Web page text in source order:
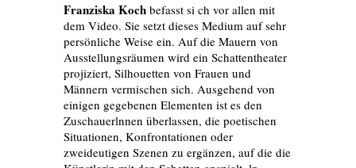
Franziska Koch befasst si ch vor allen mit
dem Video. Sie setzt dieses Medium auf sehr
persönliche Weise ein. Auf die Mauern von
Ausstellungsräumen wird ein Schattentheater
projiziert, Silhouetten von Frauen und
Männern vermischen sich. Ausgehend von
einigen gegebenen Elementen ist es den
Zuschauerlnnen überlassen, die poetischen
Situationen, Konfrontationen oder
zweideutigen Szenen zu ergänzen, auf die die